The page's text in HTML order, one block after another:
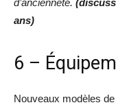
ans)
6 –
Nouveaux modèles